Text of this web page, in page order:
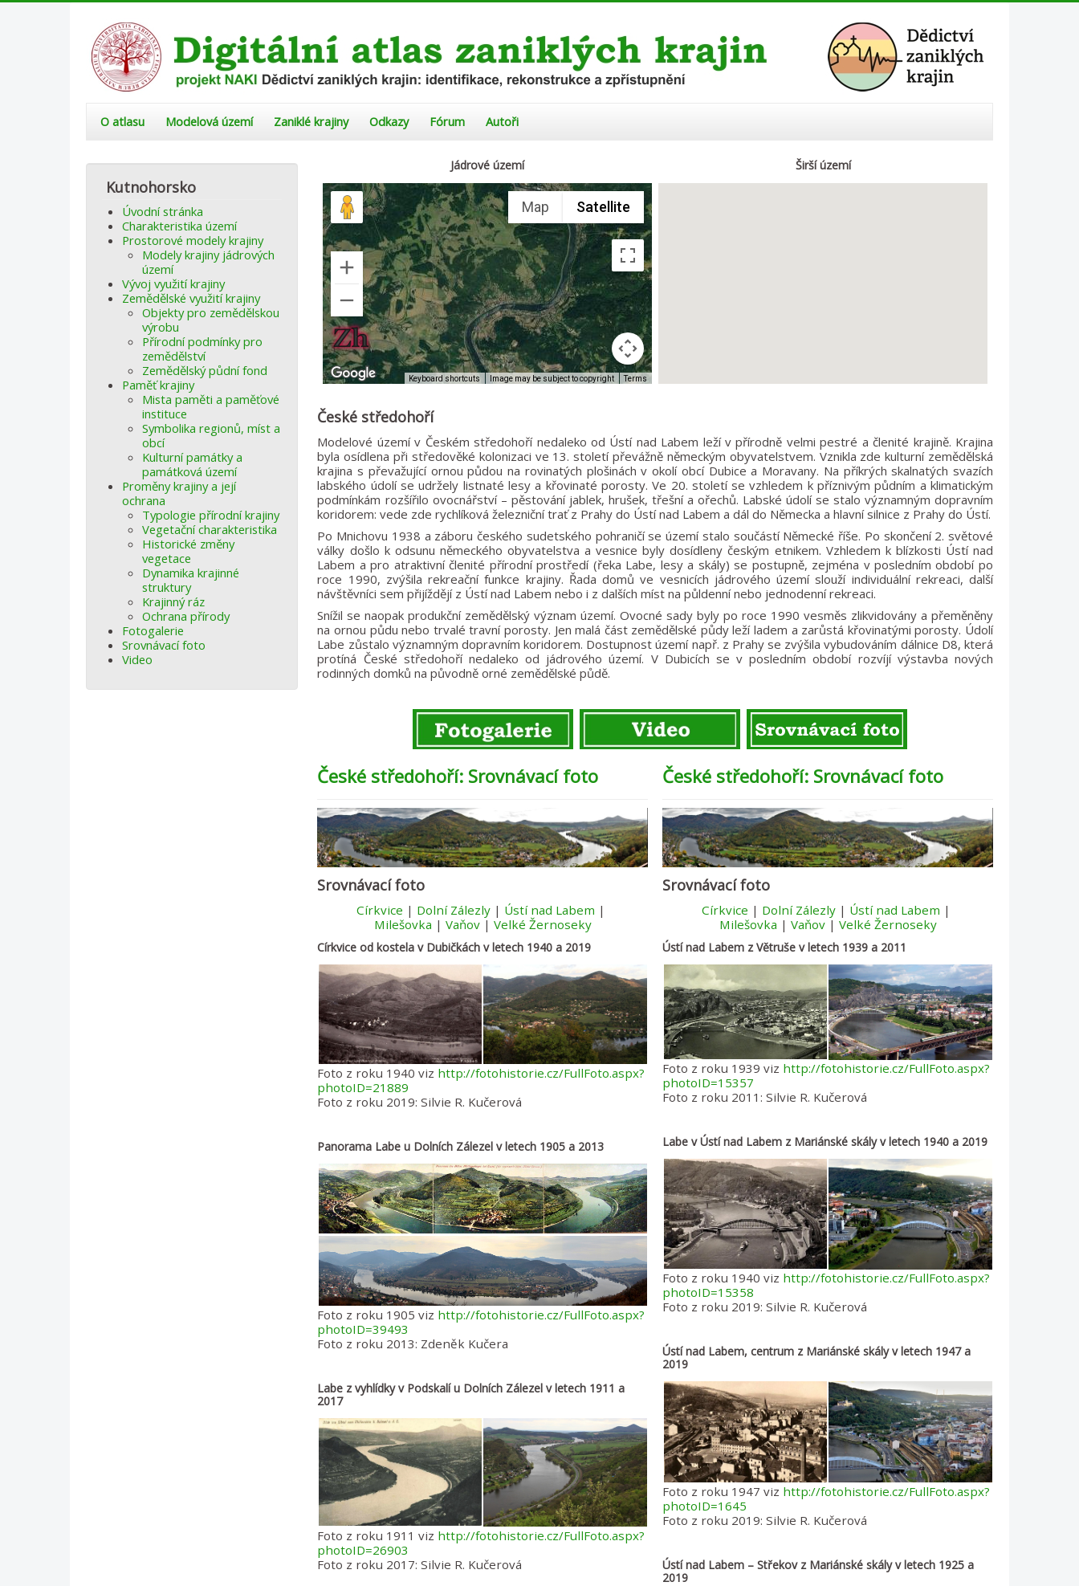
O atlasu Modelová území Zaniklé krajiny Odkazy Fórum Autoři
Kutnohorsko
Úvodní stránka
Charakteristika území
Prostorové modely krajiny
Modely krajiny jádrových
území
Vývoj využití krajiny
Zemědělské využití krajiny
Objekty pro zemědělskou
výrobu
Přírodní podmínky pro
zemědělství
Zemědělský půdní fond
Paměť krajiny
Mista paměti a paměťové
instituce
Symbolika regionů, míst a
obcí
Kulturní památky a
památková území
Proměny krajiny a její
ochrana
Typologie přírodní krajiny
Vegetační charakteristika
Historické změny
vegetace
Dynamika krajinné
struktury
Krajinný ráz
Ochrana přírody
Fotogalerie
Srovnávací foto
Video
Jádrové území Širší území
Map Satellite
Keyboard shortcuts Image may be subject to copyright Terms
České středohoří
Modelové území v Českém středohoří nedaleko od Ústí nad Labem leží v přírodně velmi pestré a členité krajině. Krajina
byla osídlena při středověké kolonizaci ve 13. století převážně německým obyvatelstvem. Vznikla zde kulturní zemědělská
krajina s převažující ornou půdou na rovinatých plošinách v okolí obcí Dubice a Moravany. Na příkrých skalnatých svazích
labského údolí se udržely listnaté lesy a křovinaté porosty. Ve 20. století se vzhledem k příznivým půdním a klimatickým
podmínkám rozšířilo ovocnářství – pěstování jablek, hrušek, třešní a ořechů. Labské údolí se stalo významným dopravním
koridorem: vede zde rychlíková železniční trať z Prahy do Ústí nad Labem a dál do Německa a hlavní silnice z Prahy do Ústí.
Po Mnichovu 1938 a záboru českého sudetského pohraničí se území stalo součástí Německé říše. Po skončení 2. světové
války došlo k odsunu německého obyvatelstva a vesnice byly dosídleny českým etnikem. Vzhledem k blízkosti Ústí nad
Labem a pro atraktivní členité přírodní prostředí (řeka Labe, lesy a skály) se postupně, zejména v posledním období po
roce 1990, zvýšila rekreační funkce krajiny. Řada domů ve vesnicích jádrového území slouží individuální rekreaci, další
návštěvníci sem přijíždějí z Ústí nad Labem nebo i z dalších míst na půldenní nebo jednodenní rekreaci.
Snížil se naopak produkční zemědělský význam území. Ovocné sady byly po roce 1990 vesměs zlikvidovány a přeměněny
na ornou půdu nebo trvalé travní porosty. Jen malá část zemědělské půdy leží ladem a zarůstá křovinatými porosty. Údolí
Labe zůstalo významným dopravním koridorem. Dostupnost území např. z Prahy se zvýšila vybudováním dálnice D8, která
protíná České středohoří nedaleko od jádrového území. V Dubicích se v posledním období rozvíjí výstavba nových
rodinných domků na původně orné zemědělské půdě.
České středohoří: Srovnávací foto
Srovnávací foto
Církvice | Dolní Zálezly | Ústí nad Labem |
Milešovka | Vaňov| Velké Žernoseky
Církvice od kostela v Dubičkách v letech 1940 a 2019
Foto z roku 1940 viz http://fotohistorie.cz/FullFoto.aspx?
photoID=21889
Foto z roku 2019: Silvie R. Kučerová
Panorama Labe u Dolních Zálezel v letech 1905 a 2013
Foto z roku 1905 viz http://fotohistorie.cz/FullFoto.aspx?
photoID=39493
Foto z roku 2013: Zdeněk Kučera
Labe z vyhlídky v Podskalí u Dolních Zálezel v letech 1911 a
2017
Foto z roku 1911 viz http://fotohistorie.cz/FullFoto.aspx?
photoID=26903
Foto z roku 2017: Silvie R. Kučerová
České středohoří: Srovnávací foto
Srovnávací foto
Církvice | Dolní Zálezly | Ústí nad Labem |
Milešovka | Vaňov| Velké Žernoseky
Ústí nad Labem z Větruše v letech 1939 a 2011
Foto z roku 1939 viz http://fotohistorie.cz/FullFoto.aspx?
photoID=15357
Foto z roku 2011: Silvie R. Kučerová
Labe v Ústí nad Labem z Mariánské skály v letech 1940 a 2019
Foto z roku 1940 viz http://fotohistorie.cz/FullFoto.aspx?
photoID=15358
Foto z roku 2019: Silvie R. Kučerová
Ústí nad Labem, centrum z Mariánské skály v letech 1947 a
2019
Foto z roku 1947 viz http://fotohistorie.cz/FullFoto.aspx?
photoID=1645
Foto z roku 2019: Silvie R. Kučerová
Ústí nad Labem – Střekov z Mariánské skály v letech 1925 a
2019